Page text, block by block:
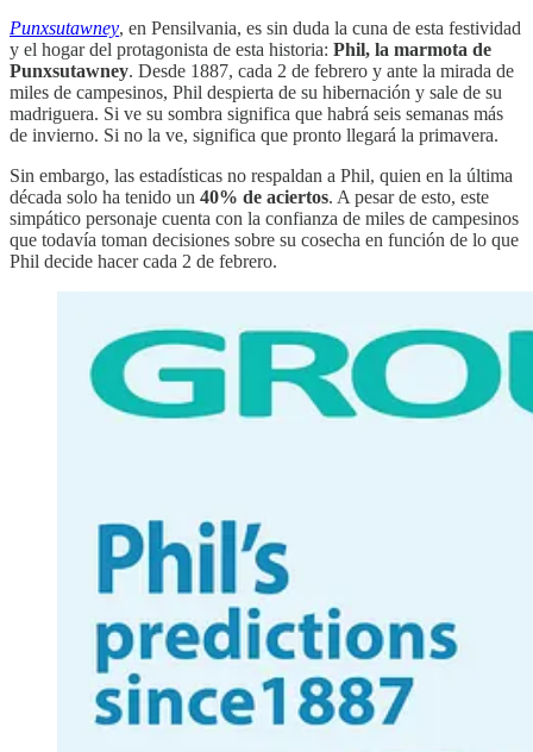
Punxsutawney, en Pensilvania, es sin duda la cuna de esta festividad
y el hogar del protagonista de esta historia: Phil, la marmota de
Punxsutawney. Desde 1887, cada 2 de febrero y ante la mirada de
miles de campesinos, Phil despierta de su hibernación y sale de su
madriguera. Si ve su sombra significa que habrá seis semanas más
de invierno. Si no la ve, significa que pronto llegará la primavera.
Sin embargo, las estadísticas no respaldan a Phil, quien en la última
década solo ha tenido un 40% de aciertos. A pesar de esto, este
simpático personaje cuenta con la confianza de miles de campesinos
que todavía toman decisiones sobre su cosecha en función de lo que
Phil decide hacer cada 2 de febrero.